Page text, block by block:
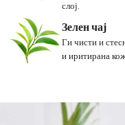
слој.
Зелен чај
Ги чисти и
и иритирана